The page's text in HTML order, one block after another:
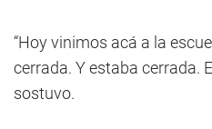
“Hoy vinimos acá a la
cerrada. Y estaba cerrada.
sostuvo.